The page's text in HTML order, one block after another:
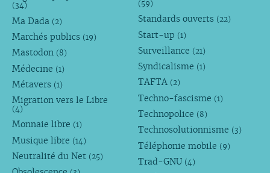
(34)
Ma Dada (2)
Marchés publics (19)
Mastodon (8)
Médecine (1)
Métavers (1)
Migration vers le Libre
(4)
Monnaie libre (1)
Musique libre (14)
Neutralité du Net (25)
(59)
Standards ouverts (22)
Start-up (1)
Surveillance (21)
Syndicalisme (1)
TAFTA (2)
Techno-fascisme (1)
Technopolice (8)
Technosolutionnisme (3)
Téléphonie mobile (9)
Trad-GNU (4)